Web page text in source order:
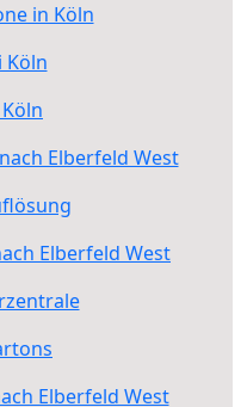
in Köln
Köln
Elberfeld West
Elberfeld West
Elberfeld West